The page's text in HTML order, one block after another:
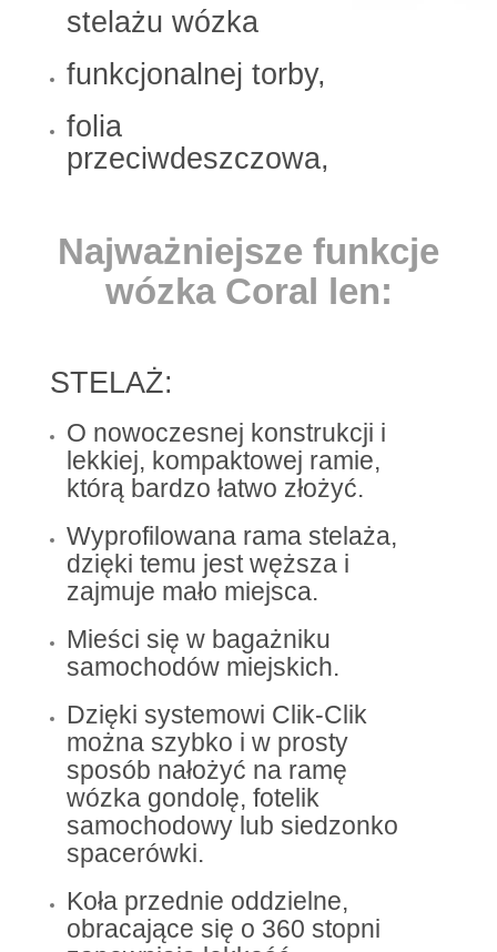
stelażu wózka
funkcjonalnej torby,
folia
przeciwdeszczowa,
Najważniejsze funkcje
wózka Coral len:
STELAŻ:
O nowoczesnej konstrukcji i
lekkiej, kompaktowej ramie,
którą bardzo łatwo złożyć.
Wyprofilowana rama stelaża,
dzięki temu jest węższa i
zajmuje mało miejsca.
Mieści się w bagażniku
samochodów miejskich.
Dzięki systemowi Clik-Clik
można szybko i w prosty
sposób nałożyć na ramę
wózka gondolę, fotelik
samochodowy lub siedzonko
spacerówki.
Koła przednie oddzielne,
obracające się o 360 stopni